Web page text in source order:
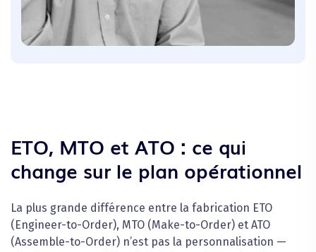
ETO, MTO et ATO : ce qui
change sur le plan opérationnel
La plus grande différence entre la fabrication ETO
(Engineer-to-Order), MTO (Make-to-Order) et ATO
(Assemble-to-Order) n’est pas la personnalisation —